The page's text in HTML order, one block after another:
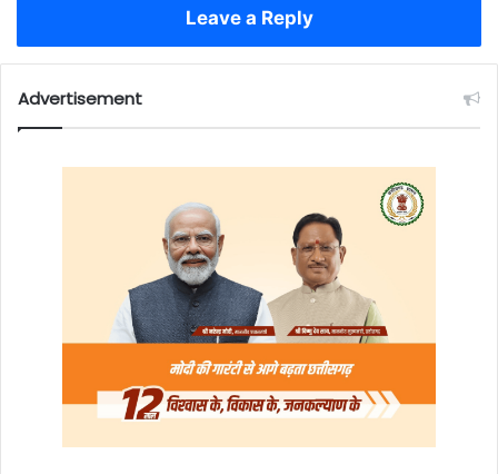
Leave a Reply
Advertisement